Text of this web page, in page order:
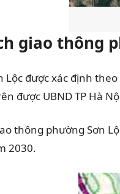
giao thông
Lộc được xác định
được UBND TP Hà
thông phường Sơn
2030.